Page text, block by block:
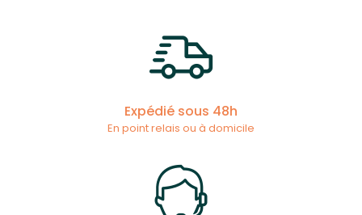
Expédié sous 48h
En point relais ou à domicile